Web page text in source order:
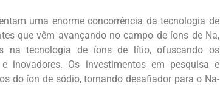
uma enorme concorrência da tecnologia de
que vêm avançando no campo de íons de Na,
na tecnologia de íons de lítio, ofuscando os
inovadores. Os investimentos em pesquisa e
do íon de sódio, tornando desafiador para o Na-